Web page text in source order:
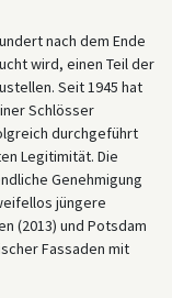
nach dem Ende
wird, einen Teil der
Seit 1945 hat
Schlösser
durchgeführt
Legitimität. Die
Genehmigung
jüngere
(2013) und Potsdam
Fassaden mit